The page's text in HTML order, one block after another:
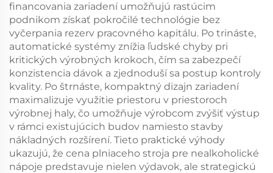
financovania zariadení umožňujú rastúcim
podnikom získať pokročilé technológie bez
vyčerpania rezerv pracovného kapitálu. Po trináste,
automatické systémy znížia ľudské chyby pri
kritických výrobných krokoch, čím sa zabezpečí
konzistencia dávok a zjednoduší sa postup kontroly
kvality. Po štrnáste, kompaktný dizajn zariadení
maximalizuje využitie priestoru v priestoroch
výrobnej haly, čo umožňuje výrobcom zvýšiť výstup
v rámci existujúcich budov namiesto stavby
nákladných rozšírení. Tieto praktické výhody
ukazujú, že cena plniaceho stroja pre nealkoholické
nápoje predstavuje nielen výdavok, ale strategickú